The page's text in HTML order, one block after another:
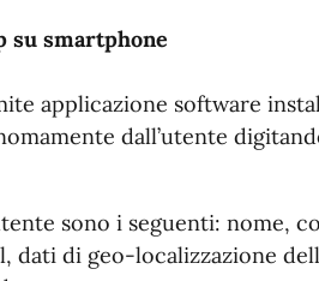
su smartphone
applicazione software
dall’utente
sono i seguenti: nome,
dati di geo-localizzazione